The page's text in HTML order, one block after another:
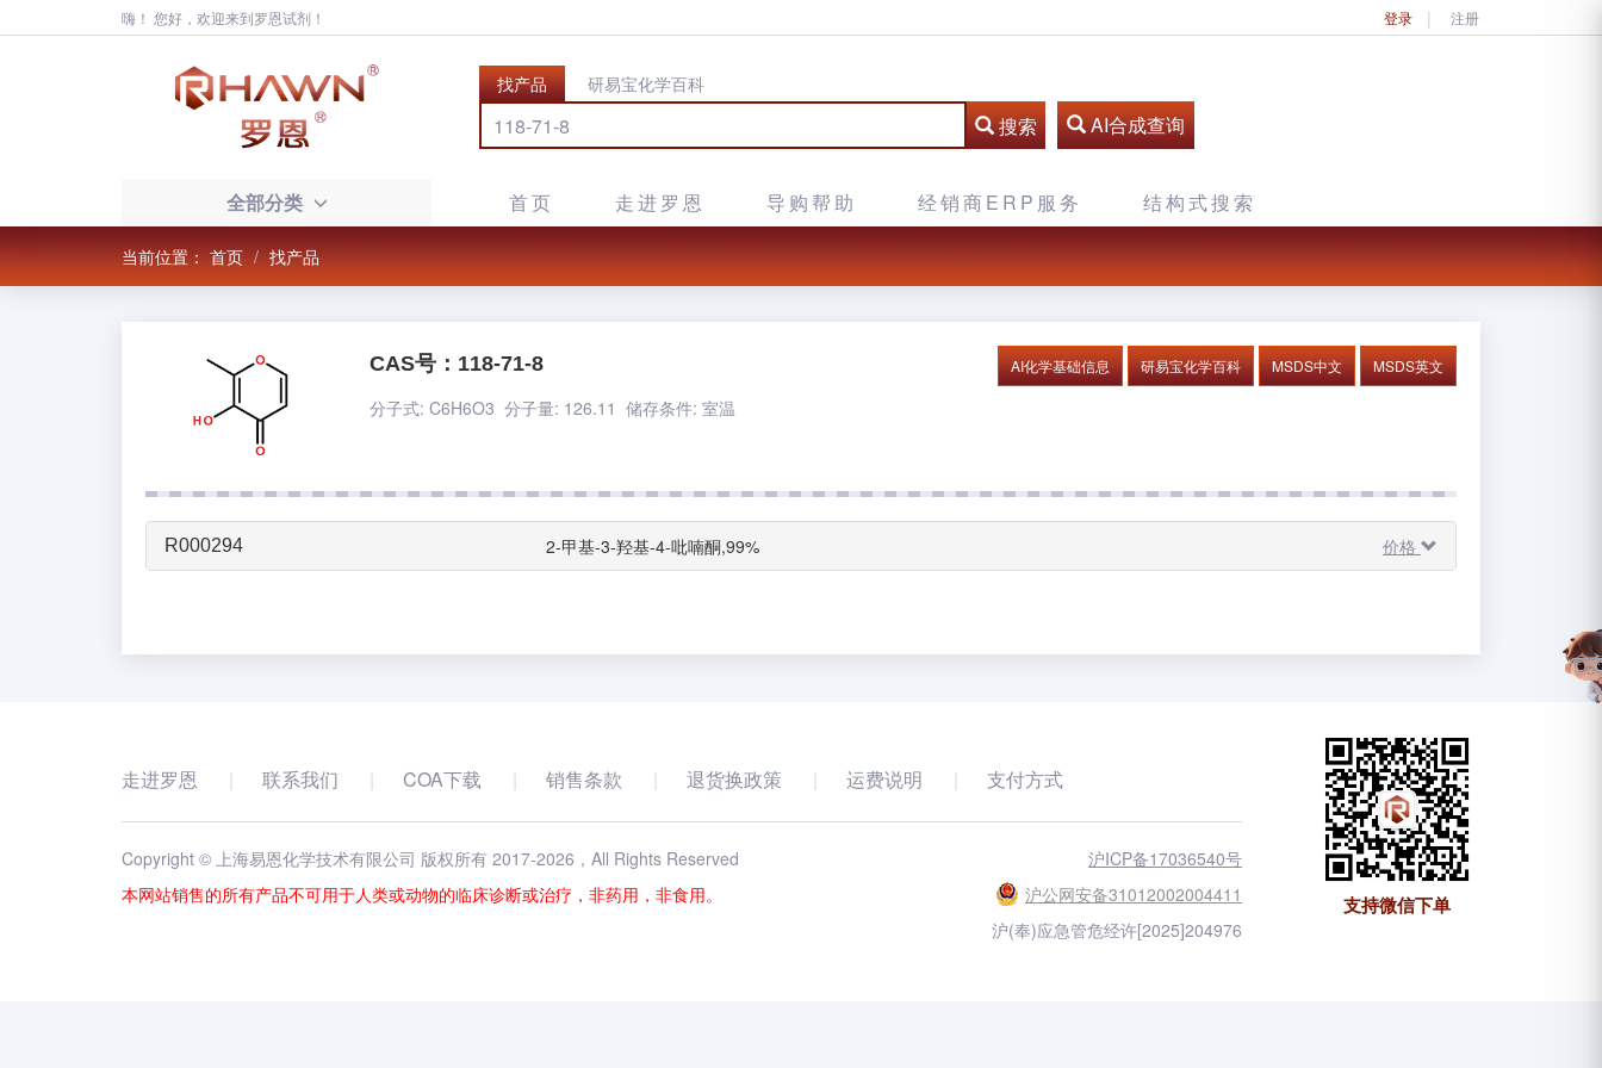
嗨！ 您好，欢迎来到罗恩试剂！ 登录 注册
找产品 研易宝化学百科
搜索 AI合成查询
全部分类 首页 走进罗恩 导购帮助 经销商ERP服务 结构式搜索
当前位置：首页 找产品
CAS号：118-71-8
分子式: C6H6O3 分子量: 126.11 储存条件: 室温
AI化学基础信息 研易宝化学百科 MSDS中文 MSDS英文
R000294 2-甲基-3-羟基-4-吡喃酮,99% 价格
走进罗恩 联系我们 COA下载 销售条款 退货换政策 运费说明 支付方式
Copyright © 上海易恩化学技术有限公司 版权所有 2017-2026 ，All Rights Reserved
沪ICP备17036540号
本网站销售的所有产品不可用于人类或动物的临床诊断或治疗，非药用，非食用。
沪公网安备31012002004411
沪(奉)应急管危经许[2025]204976
支持微信下单